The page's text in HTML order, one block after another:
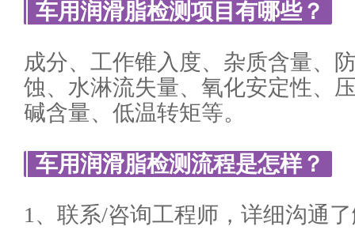
车用润滑脂检测项目有哪些？
成分、工作锥入度、杂质含量、
蚀、水淋流失量、氧化安定性、
碱含量、低温转矩等。
车用润滑脂检测流程是怎样？
1、联系/咨询工程师，详细沟通